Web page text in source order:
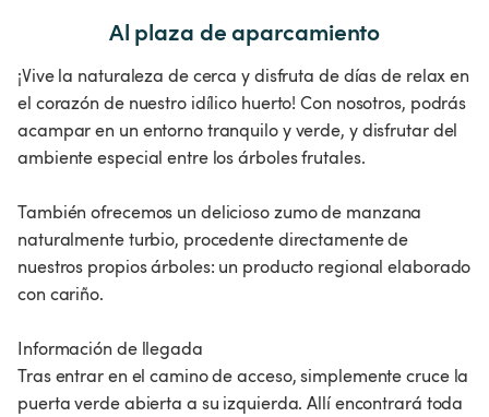
Al plaza de aparcamiento
¡Vive la naturaleza de cerca y disfruta de días de relax en
el corazón de nuestro idílico huerto! Con nosotros, podrás
acampar en un entorno tranquilo y verde, y disfrutar del
ambiente especial entre los árboles frutales.
También ofrecemos un delicioso zumo de manzana
naturalmente turbio, procedente directamente de
nuestros propios árboles: un producto regional elaborado
con cariño.
Información de llegada
Tras entrar en el camino de acceso, simplemente cruce la
puerta verde abierta a su izquierda. Allí encontrará toda